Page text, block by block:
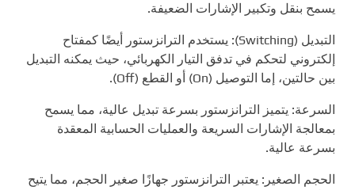
يسمح بنقل وتكبير الإشارات الضعيفة.
التبديل (Switching): يستخدم الترانزستور أيضًا كمفتاح
إلكتروني لتحكم في تدفق التيار الكهربائي، حيث يمكنه التبديل
بين حالتين، إما التوصيل (On) أو القطع (Off).
السرعة: يتميز الترانزستور بسرعة تبديل عالية، مما يسمح
بمعالجة الإشارات السريعة والعمليات الحسابية المعقدة
بسرعة عالية.
الحجم الصغير: يعتبر الترانزستور جهازًا صغير الحجم، مما يتيح